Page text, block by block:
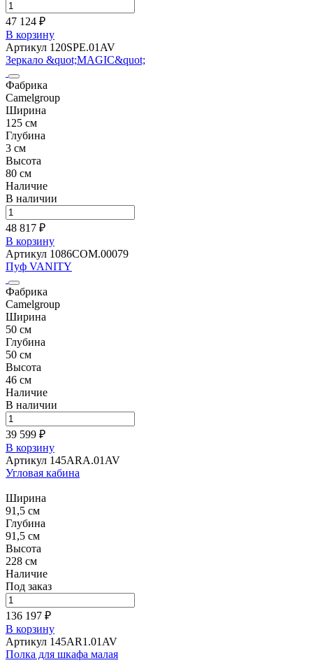
47 124 ₽
В корзину
Артикул 120SPE.01AV
Зеркало &quot;MAGIC&quot;
Фабрика
Camelgroup
Ширина
125 см
Глубина
3 см
Высота
80 см
Наличие
В наличии
48 817 ₽
В корзину
Артикул 1086COM.00079
Пуф VANITY
Фабрика
Camelgroup
Ширина
50 см
Глубина
50 см
Высота
46 см
Наличие
В наличии
39 599 ₽
В корзину
Артикул 145ARA.01AV
Угловая кабина
Ширина
91,5 см
Глубина
91,5 см
Высота
228 см
Наличие
Под заказ
136 197 ₽
В корзину
Артикул 145AR1.01AV
Полка для шкафа малая